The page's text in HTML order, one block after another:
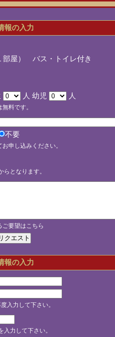
報の入力
部屋） バス・トイレ付き
人 幼児 人
料です。
不要
申し込みください。
となります。
要望はこちら
報の入力
入力して下さい。
力して下さい。